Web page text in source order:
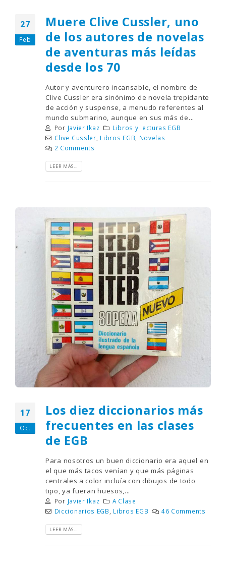
27
Feb
Muere Clive Cussler, uno
de los autores de novelas
de aventuras más leídas
desde los 70
Autor y aventurero incansable, el nombre de
Clive Cussler era sinónimo de novela trepidante
de acción y suspense, a menudo referentes al
mundo submarino, aunque en sus más de...
Por Javier Ikaz
Libros y lecturas EGB
Clive Cussler Libros EGB
Novelas
2 Comments
LEER MÁS...
17
Oct
Los diez diccionarios más
frecuentes en las clases
de EGB
Para nosotros un buen diccionario era aquel en
el que más tacos venían y que más páginas
centrales a color incluía con dibujos de todo
tipo, ya fueran huesos,...
Por Javier Ikaz
A Clase
Diccionarios EGB
Libros EGB 46 Comments
LEER MÁS...